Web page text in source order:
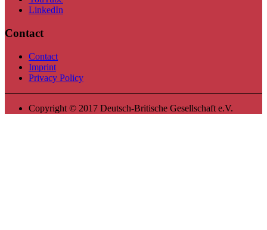
LinkedIn
Contact
Contact
Imprint
Privacy Policy
Copyright © 2017 Deutsch-Britische Gesellschaft e.V.